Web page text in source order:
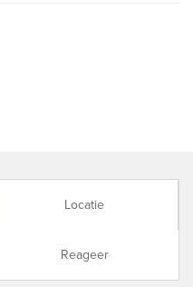
Locatie
Reageer